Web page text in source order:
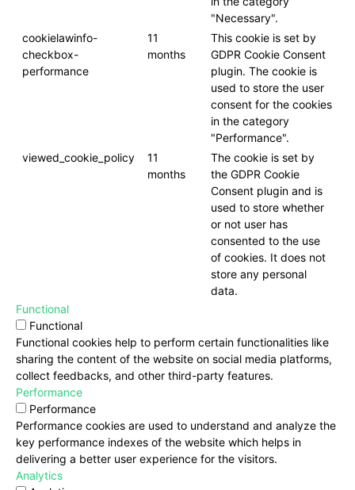
"Necessary".
cookielawinfo-
checkbox-
performance
11
months
This cookie is set by
GDPR Cookie Consent
plugin. The cookie is
used to store the user
consent for the cookies
in the category
"Performance".
viewed_cookie_policy
11
months
The cookie is set by
the GDPR Cookie
Consent plugin and is
used to store whether
or not user has
consented to the use
of cookies. It does not
store any personal
data.
Functional
Functional
Functional cookies help to perform certain functionalities like
sharing the content of the website on social media platforms,
collect feedbacks, and other third-party features.
Performance
Performance
Performance cookies are used to understand and analyze the
key performance indexes of the website which helps in
delivering a better user experience for the visitors.
Analytics